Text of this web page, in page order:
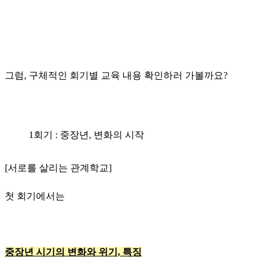
그럼, 구체적인 회기별 교육 내용 확인하러 가볼까요?
1회기 : 중장년, 변화의 시작
[서로를 살리는 관계학교]
첫 회기에서는
중장년 시기의 변화와 위기, 특징